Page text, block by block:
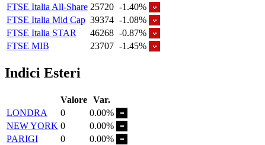
FTSE Italia All-Share 25720 -1.40%
FTSE Italia Mid Cap 39374 -1.08%
FTSE Italia STAR
46268 -0.87%
FTSE MIB
23707 -1.45%
Indici Esteri
Valore Var.
LONDRA
0
0.00%
NEW YORK 0
0.00%
PARIGI
0
0.00%